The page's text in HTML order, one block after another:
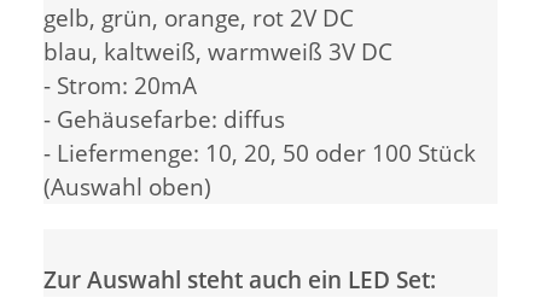
gelb, grün, orange, rot 2V DC
blau, kaltweiß, warmweiß 3V DC
- Strom: 20mA
- Gehäusefarbe: diffus
- Liefermenge: 10, 20, 50 oder 100 Stück
(Auswahl oben)
Zur Auswahl steht auch ein LED Set: